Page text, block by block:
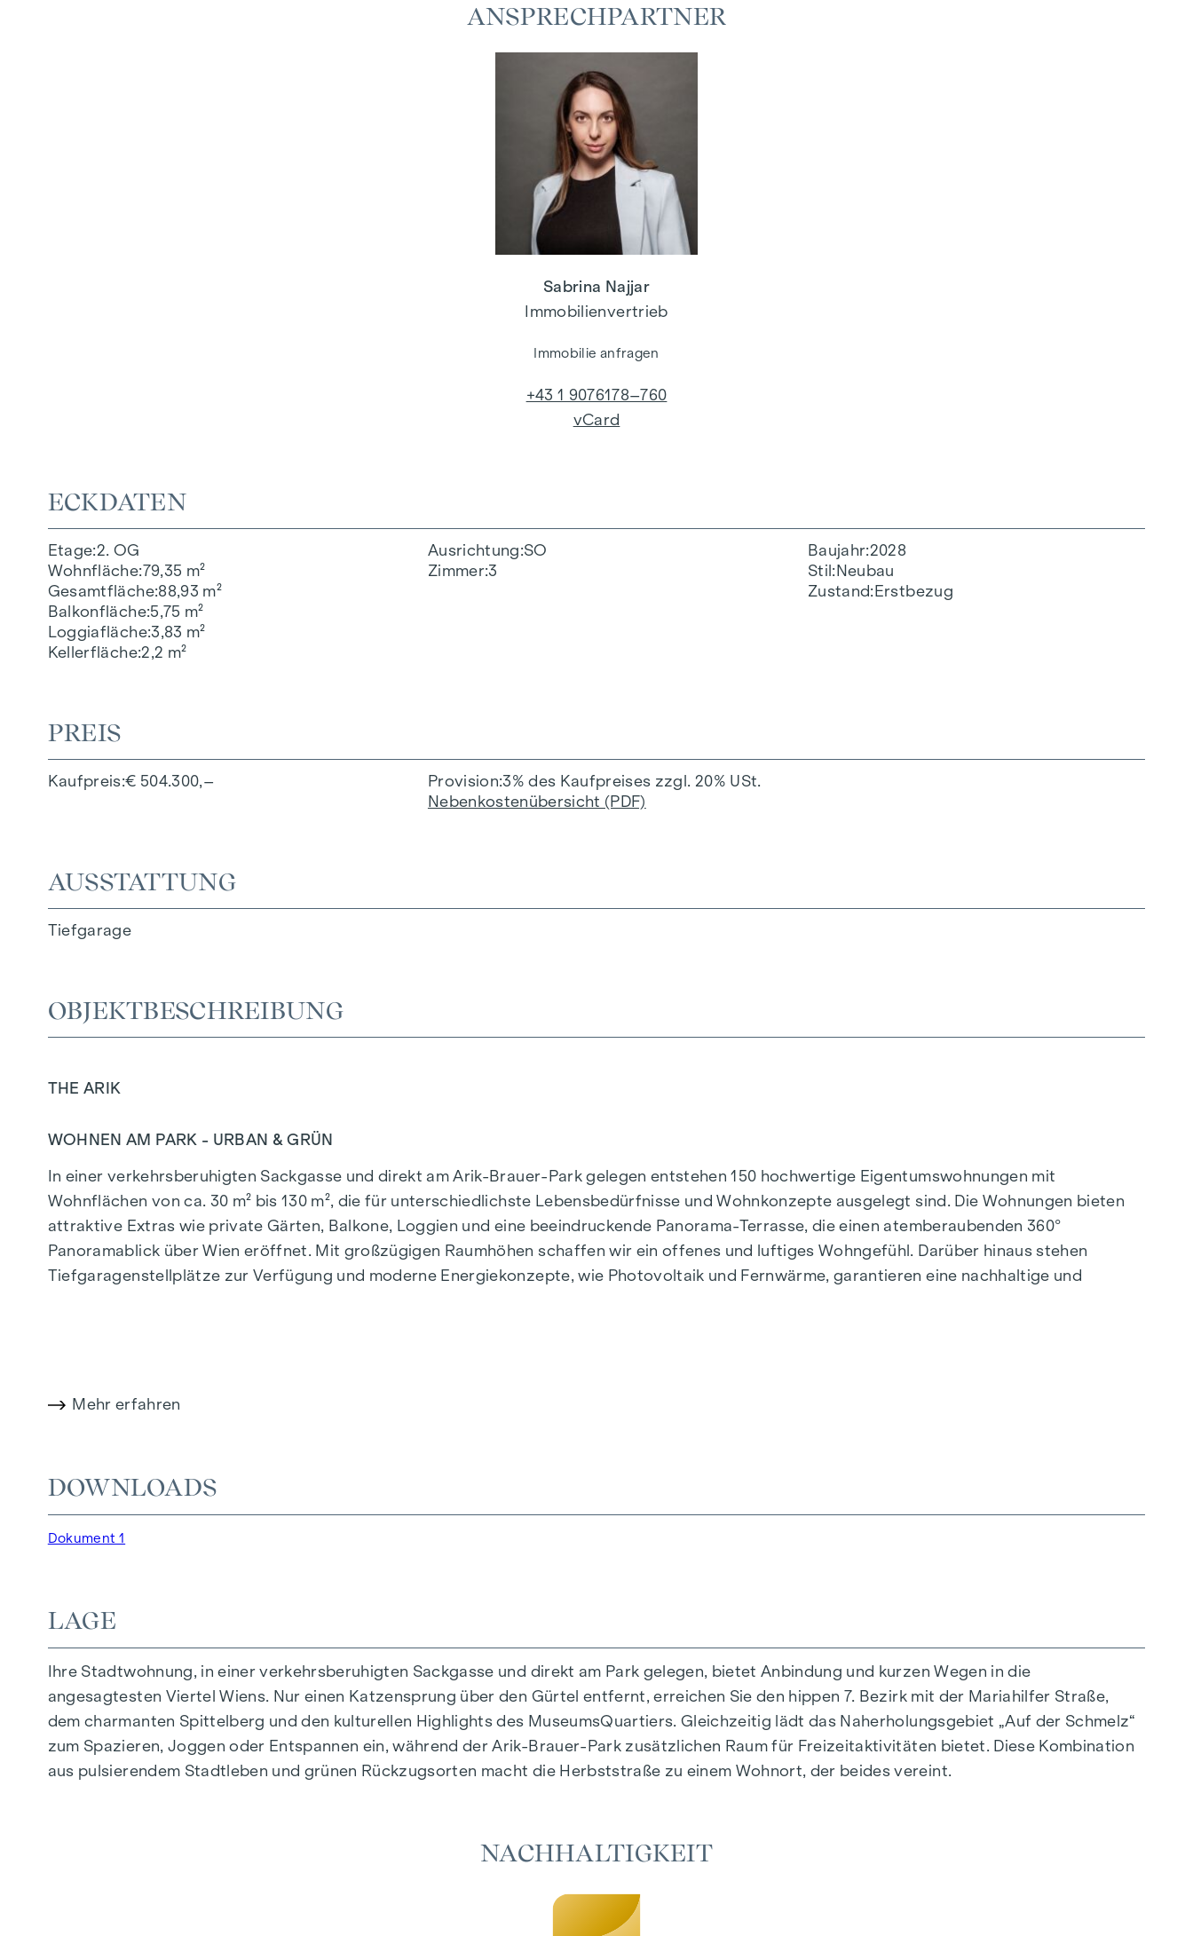
ECKDATEN
Etage 2. OG
Wohnfläche 79,35 m²
Gesamtfläche 88,93 m²
Balkonfläche 5,75 m²
Loggiafläche 3,83 m²
Kellerfläche 2,2 m²
Ausrichtung SO
Zimmer 3
Baujahr 2028
Stil Neubau
Zustand Erstbezug
PREIS
Kaufpreis € 504.300,– Provision 3% des Kaufpreises zzgl. 20% USt.
Nebenkostenübersicht (PDF)
AUSSTATTUNG
Tiefgarage
OBJEKTBESCHREIBUNG
THE ARIK
WOHNEN AM PARK - URBAN & GRÜN
In einer verkehrsberuhigten Sackgasse und direkt am Arik-Brauer-Park gelegen entstehen 150 hochwertige Eigentumswohnungen mit
Wohnflächen von ca. 30 m² bis 130 m², die für unterschiedlichste Lebensbedürfnisse und Wohnkonzepte ausgelegt sind. Die Wohnungen bieten
attraktive Extras wie private Gärten, Balkone, Loggien und eine beeindruckende Panorama-Terrasse, die einen atemberaubenden 360°
Panoramablick über Wien eröffnet. Mit großzügigen Raumhöhen schaffen wir ein offenes und luftiges Wohngefühl. Darüber hinaus stehen
Tiefgaragenstellplätze zur Verfügung und moderne Energiekonzepte, wie Photovoltaik und Fernwärme, garantieren eine nachhaltige und
1- bis 4-Zimmerwohnungen
Gärten, Balkone, Loggien und Terrassen
Tiefgaragenstellplätze | E-Mobilität
Gemeinschaftsraum
ZUHAUSE ANKOMMEN
In der Herbststraße erwartet Sie ein einzigartiges Wohngefühl, das Design und Geborgenheit auf außergewöhnliche Weise vereint. Die
hochwertige Ausstattung besticht durch sorgfältig ausgewählte Materialien, die zeitlose Eleganz ausstrahlen – ideal auf ein stilvolles, modernes
Leben abgestimmt. Edle Parkettböden und eine Fußbodenheizung sorgen in den Wohnräumen für natürliche Behaglichkeit. Für zusätzlichen
Mehr erfahren
DOWNLOADS
Dokument 1
LAGE
Ihre Stadtwohnung, in einer verkehrsberuhigten Sackgasse und direkt am Park gelegen, bietet Anbindung und kurzen Wegen in die
angesagtesten Viertel Wiens. Nur einen Katzensprung über den Gürtel entfernt, erreichen Sie den hippen 7. Bezirk mit der Mariahilfer Straße,
dem charmanten Spittelberg und den kulturellen Highlights des MuseumsQuartiers. Gleichzeitig lädt das Naherholungsgebiet „Auf der Schmelz“
zum Spazieren, Joggen oder Entspannen ein, während der Arik-Brauer-Park zusätzlichen Raum für Freizeitaktivitäten bietet. Diese Kombination
aus pulsierendem Stadtleben und grünen Rückzugsorten macht die Herbststraße zu einem Wohnort, der beides vereint.
ANSPRECHPARTNER
Sabrina Najjar
Immobilienvertrieb
Immobilie anfragen
+43 1 9076178–760
vCard
NACHHALTIGKEIT